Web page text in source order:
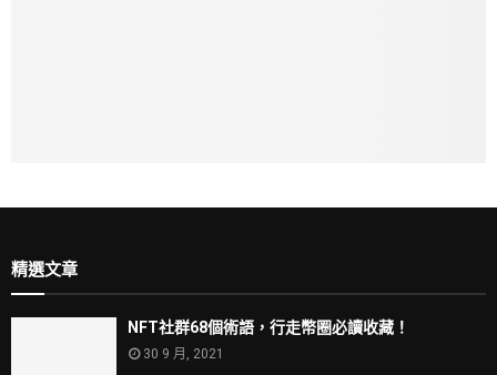
精選文章
NFT社群68個術語，行走幣圈必讀收藏！
30 9 月, 2021